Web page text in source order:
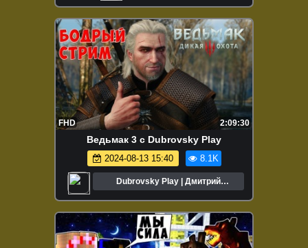
FHD 2:09:30
Ведьмак 3 с Dubrovsky Play
2024-08-13 15:40 8.1K
Dubrovsky Play | Дмитрий